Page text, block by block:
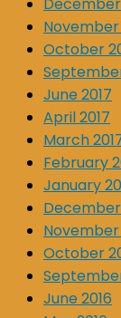
November
October
June 2017
April 2017
March
February
January
December
November
October
June 2016